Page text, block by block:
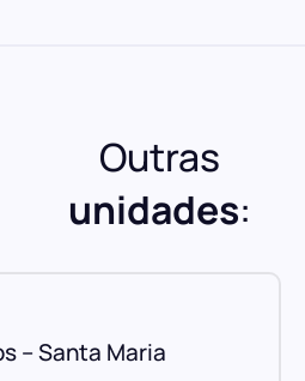
Outras
unidades:
– Santa Maria